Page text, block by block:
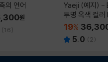
의 언어
원
(16)
Yaeji (예지) -
투명 옥색 컬
19%
5.0 ( 2)